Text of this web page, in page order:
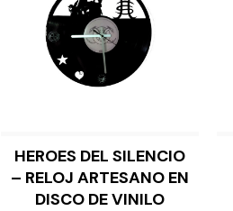
AÑADIR AL CARRITO
HEROES DEL SILENCIO
– RELOJ ARTESANO EN
DISCO DE VINILO